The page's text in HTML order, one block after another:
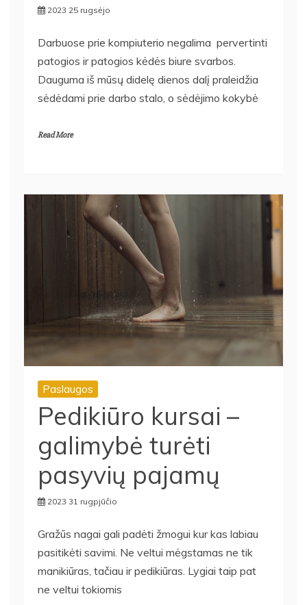
2023 25 rugsėjo
Darbuose prie kompiuterio negalima pervertinti
patogios ir patogios kėdės biure svarbos.
Dauguma iš mūsų didelę dienos dalį praleidžia
sėdėdami prie darbo stalo, o sėdėjimo kokybė
Read More
Paslaugos
Pedikiūro kursai –
galimybė turėti
pasyvių pajamų
2023 31 rugpjūčio
Gražūs nagai gali padėti žmogui kur kas labiau
pasitikėti savimi. Ne veltui mėgstamas ne tik
manikiūras, tačiau ir pedikiūras. Lygiai taip pat
ne veltui tokiomis